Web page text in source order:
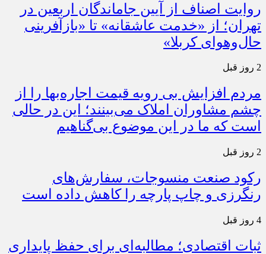
روایت اصناف از آیین جاماندگان اربعین در
تهران؛ از «خدمت عاشقانه» تا «بازآفرینی
حال‌وهوای کربلا»
2 روز قبل
مردم افزایش بی رویه قیمت اجاره‌بها را از
چشم مشاوران املاک می‌بینند؛ این در حالی
است که ما در این موضوع بی‌گناهیم
2 روز قبل
رکود صنعت منسوجات، سفارش‌های
رنگرزی و چاپ پارچه را کاهش داده است
4 روز قبل
ثبات اقتصادی؛ مطالبه‌ای برای حفظ پایداری